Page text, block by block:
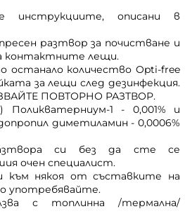
инструкциите, описани в
разтвор за почистване и
контактните лещи.
останало количество Opti-free
за лещи след дезинфекция.
ПОВТОРНО РАЗТВОР.
Поликватерниум-1 - 0,001% и
диметиламин - 0,0006%
си без да сте се
очен специалист.
към някоя от съставките на
употребявайте.
с топлинна /термална/